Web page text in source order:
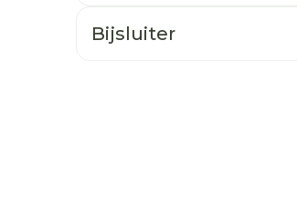
Bijsluiter